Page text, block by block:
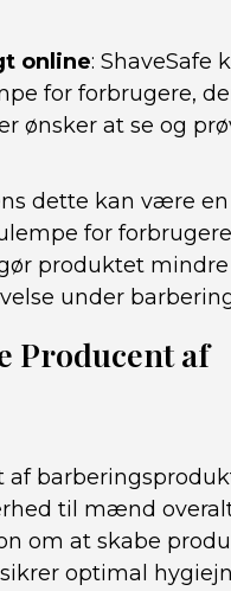
online: ShaveSafe
for forbrugere,
ønsker at se og
dette kan være
for
produktet
under
Producent af
af
til mænd
om at skabe
optimal